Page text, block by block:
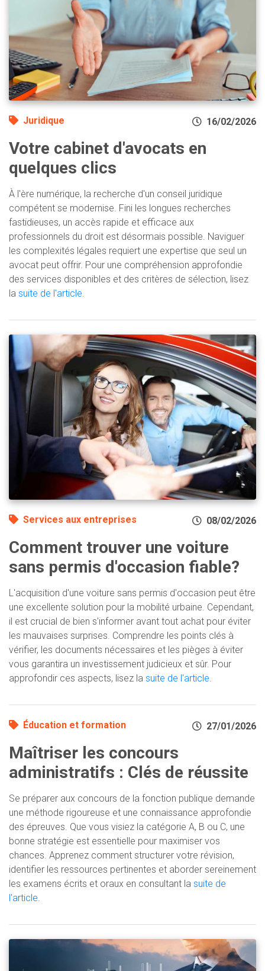
Juridique 16/02/2026
Votre cabinet d'avocats en
quelques clics
À l'ère numérique, la recherche d'un conseil juridique
compétent se modernise. Fini les longues recherches
fastidieuses, un accès rapide et efficace aux
professionnels du droit est désormais possible. Naviguer
les complexités légales requiert une expertise que seul un
avocat peut offrir. Pour une compréhension approfondie
des services disponibles et des critères de sélection, lisez
la suite de l'article.
Services aux entreprises 08/02/2026
Comment trouver une voiture
sans permis d'occasion fiable?
L'acquisition d'une voiture sans permis d'occasion peut être
une excellente solution pour la mobilité urbaine. Cependant,
il est crucial de bien s'informer avant tout achat pour éviter
les mauvaises surprises. Comprendre les points clés à
vérifier, les documents nécessaires et les pièges à éviter
vous garantira un investissement judicieux et sûr. Pour
approfondir ces aspects, lisez la suite de l'article.
Éducation et formation 27/01/2026
Maîtriser les concours
administratifs : Clés de réussite
Se préparer aux concours de la fonction publique demande
une méthode rigoureuse et une connaissance approfondie
des épreuves. Que vous visiez la catégorie A, B ou C, une
bonne stratégie est essentielle pour maximiser vos
chances. Apprenez comment structurer votre révision,
identifier les ressources pertinentes et aborder sereinement
les examens écrits et oraux en consultant la suite de
l'article.